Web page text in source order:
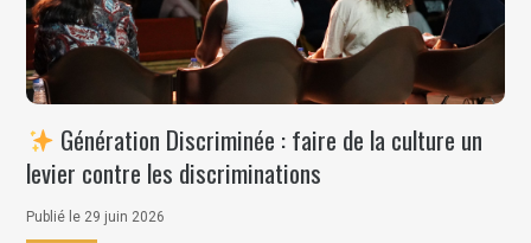
Génération Discriminée : faire de la culture un
levier contre les discriminations
Publié le 29 juin 2026